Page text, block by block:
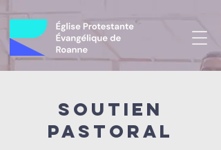
SOUTIEN
PASTORAL